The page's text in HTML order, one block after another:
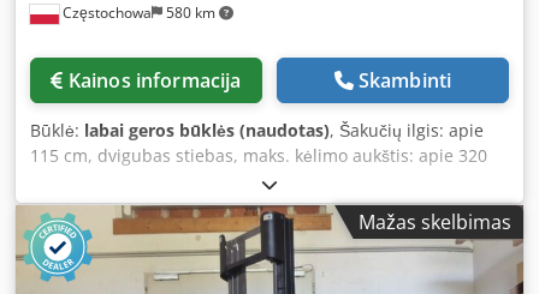
Częstochowa 580 km
Kainos informacija Skambinti
Būklė: labai geros būklės (naudotas), Šakučių ilgis: apie
115 cm, dvigubas stiebas, maks. kėlimo aukštis: apie 320
cm, maks. keliamoji galia: apie 1000 kg, svoris be
akumuliatoriaus: apie 1040 kg, pagaminimo metai: 2018,
žinomi gedimai: šakės nesikelia ir akumuliatorius
išsikrovęs. Aukštai keliantis krautuvas BT SPE 200 DN.
Dcodpfeyu Tfbox Ac Dsk
Mažas skelbimas